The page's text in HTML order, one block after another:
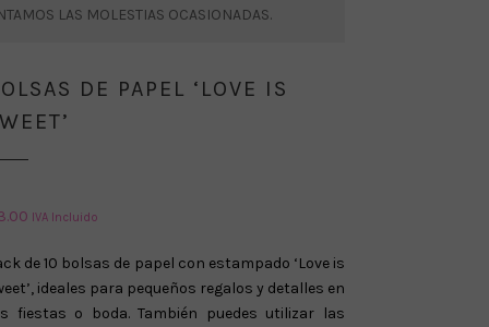
LAS MOLESTIAS OCASIONADAS.
DE PAPEL ‘LOVE IS
IVA Incluido
de 10 bolsas de papel con estampado ‘Love is
ideales para pequeños regalos y detalles en
fiestas o boda. También puedes utilizar las